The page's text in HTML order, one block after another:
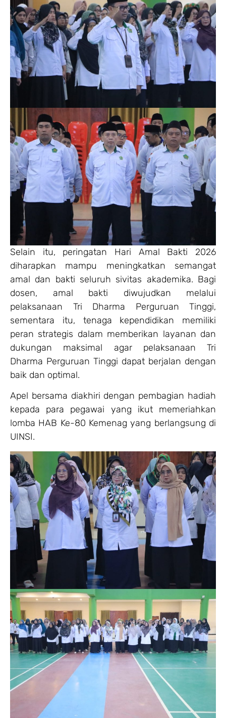
Selain itu, peringatan Hari Amal Bakti 2026
diharapkan mampu meningkatkan semangat
amal dan bakti seluruh sivitas akademika. Bagi
dosen, amal bakti diwujudkan melalui
pelaksanaan Tri Dharma Perguruan Tinggi,
sementara itu, tenaga kependidikan memiliki
peran strategis dalam memberikan layanan dan
dukungan maksimal agar pelaksanaan Tri
Dharma Perguruan Tinggi dapat berjalan dengan
baik dan optimal.
Apel bersama diakhiri dengan pembagian hadiah
kepada para pegawai yang ikut memeriahkan
lomba HAB Ke-80 Kemenag yang berlangsung di
UINSI.